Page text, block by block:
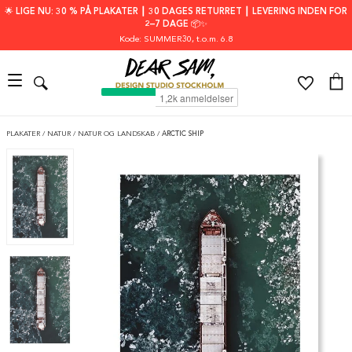
🌟 LIGE NU: 30 % PÅ PLAKATER ┃ 30 DAGES RETURRET ┃ LEVERING INDEN FOR
2–7 DAGE 📦✨
Kode: SUMMER30, t.o.m. 6.8
PLAKATER / NATUR / NATUR OG LANDSKAB / ARCTIC SHIP